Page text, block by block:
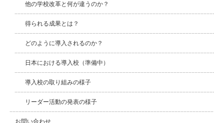
他の学校改革と何が違うのか？
得られる成果とは？
どのように導入されるのか？
日本における導入校（準備中）
導入校の取り組みの様子
リーダー活動の発表の様子
お問い合わせ